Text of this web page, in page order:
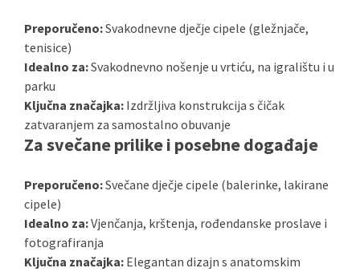
Preporučeno:Svakodnevne dječje cipele (gležnjače,
tenisice)
Idealno za:Svakodnevno nošenje u vrtiću, na igralištu i u
parku
Ključna značajka: Izdržljiva konstrukcija s čičak
zatvaranjem za samostalno obuvanje
Za svečane prilike i posebne događaje
Preporučeno:Svečane dječje cipele (balerinke, lakirane
cipele)
Idealno za:Vjenčanja, krštenja, rođendanske proslave i
fotografiranja
Ključna značajka: Elegantan dizajn s anatomskim